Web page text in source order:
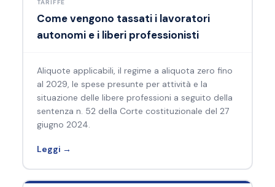
TARIFFE
Come vengono tassati i lavoratori
autonomi e i liberi professionisti
Aliquote applicabili, il regime a aliquota zero fino
al 2029, le spese presunte per attività e la
situazione delle libere professioni a seguito della
sentenza n. 52 della Corte costituzionale del 27
giugno 2024.
Leggi →